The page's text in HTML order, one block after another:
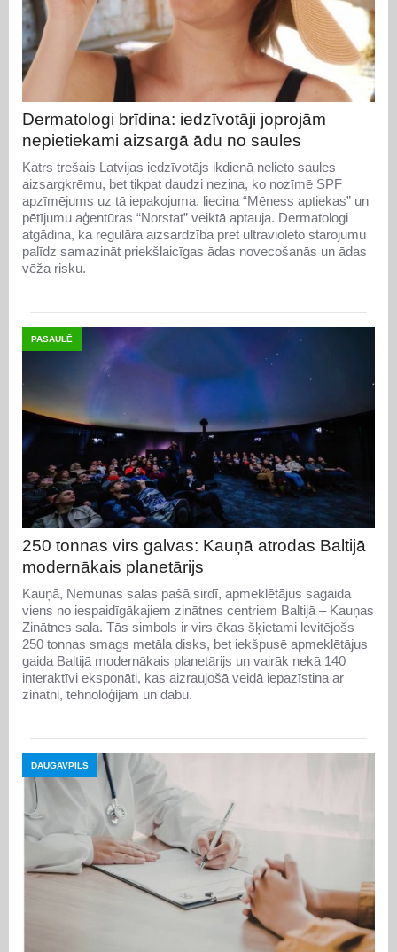
Dermatologi brīdina: iedzīvotāji joprojām
nepietiekami aizsargā ādu no saules
Katrs trešais Latvijas iedzīvotājs ikdienā nelieto saules
aizsargkrēmu, bet tikpat daudzi nezina, ko nozīmē SPF
apzīmējums uz tā iepakojuma, liecina “Mēness aptiekas” un
pētījumu aģentūras “Norstat” veiktā aptauja. Dermatologi
atgādina, ka regulāra aizsardzība pret ultravioleto starojumu
palīdz samazināt priekšlaicīgas ādas novecošanās un ādas
vēža risku.
PASAULĒ
250 tonnas virs galvas: Kauņā atrodas Baltijā
modernākais planetārijs
Kauņā, Nemunas salas pašā sirdī, apmeklētājus sagaida
viens no iespaidīgākajiem zinātnes centriem Baltijā – Kauņas
Zinātnes sala. Tās simbols ir virs ēkas šķietami levitējošs
250 tonnas smags metāla disks, bet iekšpusē apmeklētājus
gaida Baltijā modernākais planetārijs un vairāk nekā 140
interaktīvi eksponāti, kas aizraujošā veidā iepazīstina ar
zinātni, tehnoloģijām un dabu.
DAUGAVPILS